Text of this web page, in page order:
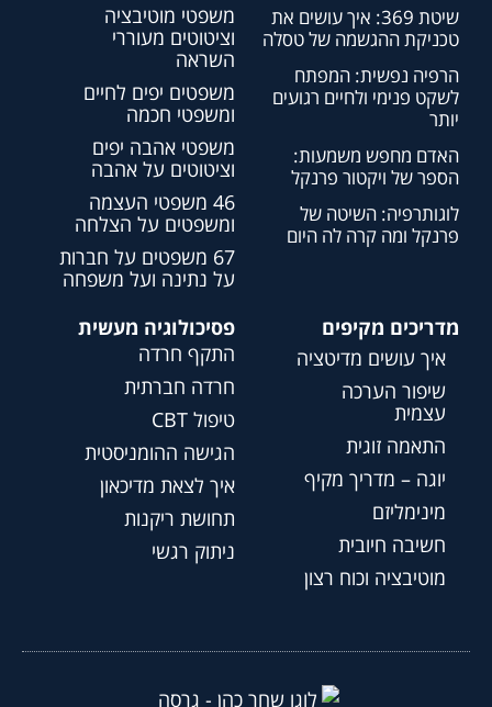
שיטת 369: איך עושים את
טכניקת ההגשמה של טסלה
הרפיה נפשית: המפתח
לשקט פנימי ולחיים רגועים
יותר
האדם מחפש משמעות:
הספר של ויקטור פרנקל
לוגותרפיה: השיטה של
פרנקל ומה קרה לה היום
משפטי מוטיבציה
וציטוטים מעוררי
השראה
משפטים יפים לחיים
ומשפטי חכמה
משפטי אהבה יפים
וציטוטים על אהבה
46 משפטי העצמה
ומשפטים על הצלחה
67 משפטים על חברות
על נתינה ועל משפחה
מדריכים מקיפים
איך עושים מדיטציה
שיפור הערכה
עצמית
התאמה זוגית
יוגה – מדריך מקיף
מינימליזם
חשיבה חיובית
מוטיבציה וכוח רצון
פסיכולוגיה מעשית
התקף חרדה
חרדה חברתית
טיפול CBT
הגישה ההומניסטית
איך לצאת מדיכאון
תחושת ריקנות
ניתוק רגשי